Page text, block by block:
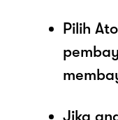
Pilih
Jika